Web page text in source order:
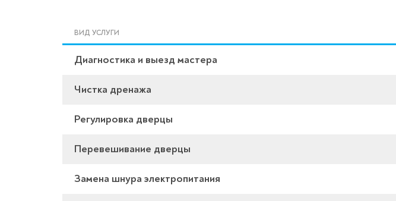
ВИД УСЛУГИ
Диагностика и выезд мастера
Чистка дренажа
Регулировка дверцы
Перевешивание дверцы
Замена шнура электропитания